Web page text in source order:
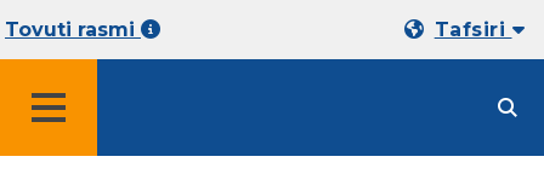
Tovuti rasmi Tafsiri